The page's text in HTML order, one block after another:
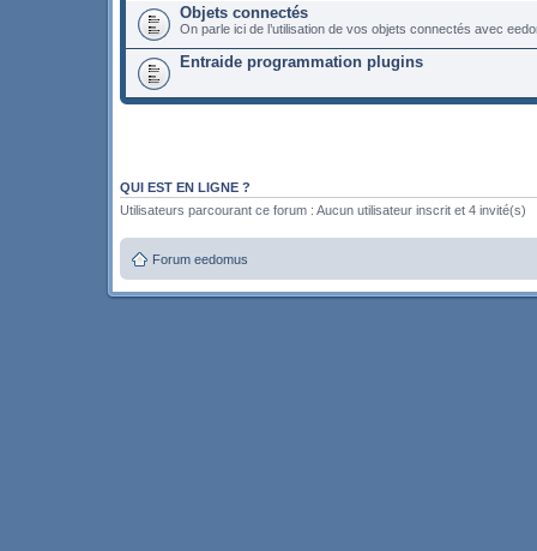
Objets connectés
On parle ici de l’utilisation de vos objets connectés avec
Entraide programmation plugins
QUI EST EN LIGNE ?
Utilisateurs parcourant ce forum : Aucun utilisateur inscrit et 4 invité(s)
Forum eedomus